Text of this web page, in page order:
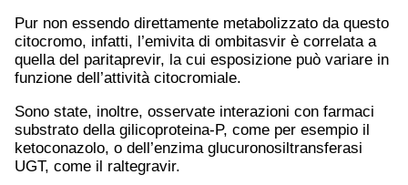
Pur non essendo direttamente metabolizzato da questo
citocromo, infatti, l’emivita di ombitasvir è correlata a
quella del paritaprevir, la cui esposizione può variare in
funzione dell’attività citocromiale.
Sono state, inoltre, osservate interazioni con farmaci
substrato della gilicoproteina-P, come per esempio il
ketoconazolo, o dell’enzima glucuronosiltransferasi
UGT, come il raltegravir.